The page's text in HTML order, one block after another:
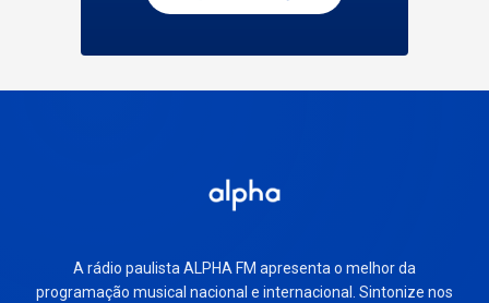
A rádio paulista ALPHA FM apresenta o melhor da
programação musical nacional e internacional. Sintonize nos